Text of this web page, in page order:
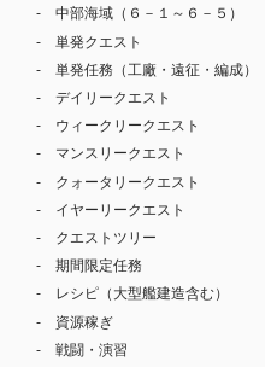
中部海域（６－１～６－５）
単発クエスト
単発任務（工廠・遠征・編成）
デイリークエスト
ウィークリークエスト
マンスリークエスト
クォータリークエスト
イヤーリークエスト
クエストツリー
期間限定任務
レシピ（大型艦建造含む）
資源稼ぎ
戦闘・演習